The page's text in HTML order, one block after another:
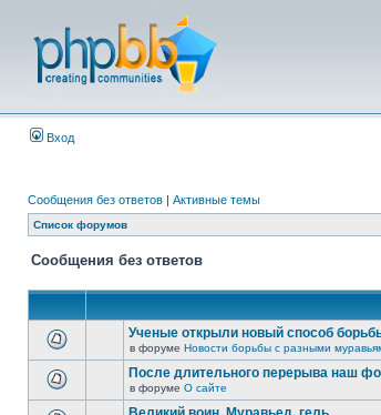
Вход
Сообщения без ответов | Активные темы
Список форумов
Сообщения без ответов
Ученые открыли новый способ
в форуме Новости борьбы с разными
После длительного перерыва наш
в форуме О сайте